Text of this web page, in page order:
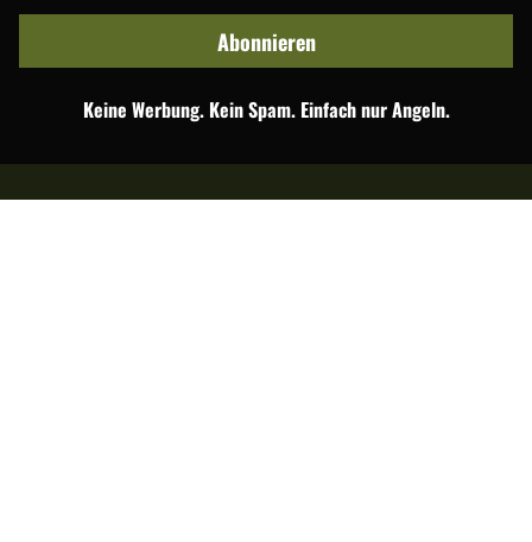
Abonnieren
Keine Werbung. Kein Spam. Einfach nur Angeln.